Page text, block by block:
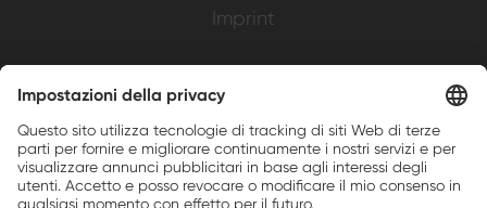
Imprint
Brands, Inc.